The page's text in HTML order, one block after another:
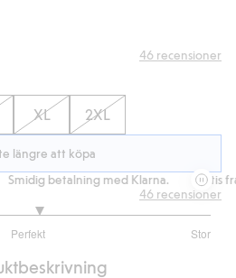
46 recensioner
XL 2XL
längre att köpa
Smidig betalning med Klarna. Gratis
Perfekt Stor
46 recensioner